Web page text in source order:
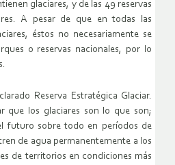
glaciares, y de las 49 reservas
A pesar de que en todas las
éstos no necesariamente se
o reservas nacionales, por lo
Reserva Estratégica Glaciar.
que los glaciares son lo que son;
futuro sobre todo en períodos de
de agua permanentemente a los
de territorios en condiciones más